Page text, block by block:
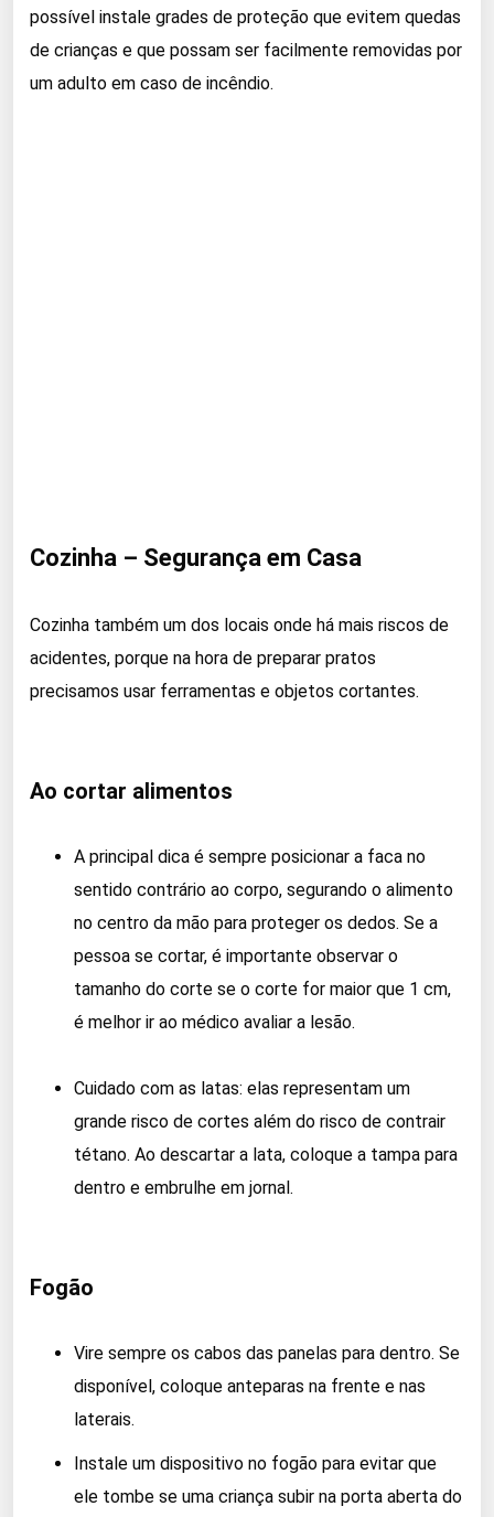
possível instale grades de proteção que evitem quedas
de crianças e que possam ser facilmente removidas por
um adulto em caso de incêndio.
Cozinha – Segurança em Casa
Cozinha também um dos locais onde há mais riscos de
acidentes, porque na hora de preparar pratos
precisamos usar ferramentas e objetos cortantes.
Ao cortar alimentos
A principal dica é sempre posicionar a faca no
sentido contrário ao corpo, segurando o alimento
no centro da mão para proteger os dedos. Se a
pessoa se cortar, é importante observar o
tamanho do corte se o corte for maior que 1 cm,
é melhor ir ao médico avaliar a lesão.
Cuidado com as latas: elas representam um
grande risco de cortes além do risco de contrair
tétano. Ao descartar a lata, coloque a tampa para
dentro e embrulhe em jornal.
Fogão
Vire sempre os cabos das panelas para dentro. Se
disponível, coloque anteparas na frente e nas
laterais.
Instale um dispositivo no fogão para evitar que
ele tombe se uma criança subir na porta aberta do